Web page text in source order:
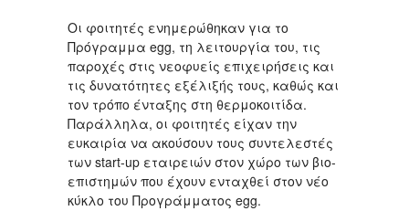
Οι φοιτητές ενημερώθηκαν για το
Πρόγραμμα egg, τη λειτουργία του, τις
παροχές στις νεοφυείς επιχειρήσεις και
τις δυνατότητες εξέλιξής τους, καθώς και
τον τρόπο ένταξης στη θερμοκοιτίδα.
Παράλληλα, οι φοιτητές είχαν την
ευκαιρία να ακούσουν τους συντελεστές
των start-up εταιρειών στον χώρο των βιο-
επιστημών που έχουν ενταχθεί στον νέο
κύκλο του Προγράμματος egg.